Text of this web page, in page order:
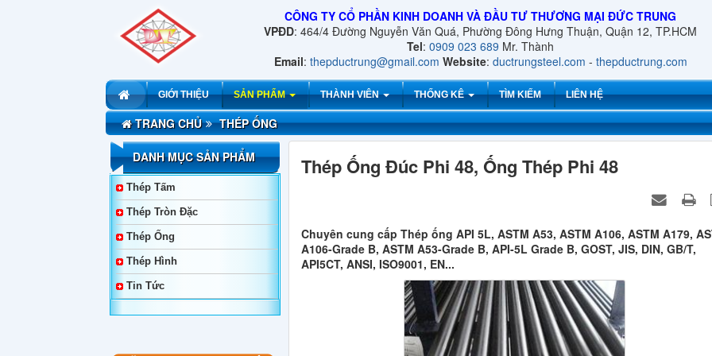
CÔNG TY CỔ PHẦN KINH DOANH VÀ ĐẦU TƯ THƯƠNG MẠI ĐỨC TRUNG
VPĐD: 464/4 Đường Nguyễn Văn Quá, Phường Đông Hưng Thuận, Quận 12, TP.HCM
Tel: 0909 023 689 Mr. Thành
Email: thepductrung@gmail.com Website: ductrungsteel.com - thepductrung.com
GIỚI THIỆU SẢN PHẨM THÀNH VIÊN THỐNG KÊ TÌM KIẾM LIÊN HỆ
TRANG CHỦ THÉP ỐNG
Thép Ống Đúc Phi 48, Ống Thép Phi 48
Chuyên cung cấp Thép ống API 5L, ASTM A53, ASTM A106, ASTM A179,
A106-Grade B, ASTM A53-Grade B, API-5L Grade B, GOST, JIS, DIN, GB/T,
API5CT, ANSI, ISO9001, EN...
DANH MỤC SẢN PHẨM
Thép Tấm
Thép Tròn Đặc
Thép Ống
Thép Hình
Tin Tức